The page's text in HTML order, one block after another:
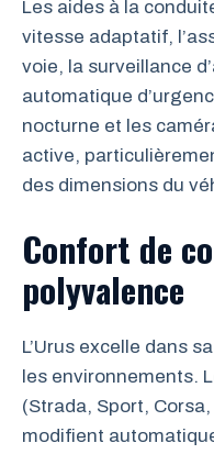
Les aides à la
vitesse adaptatif,
voie, la surveillance
automatique
nocturne et les
active,
des dimensions du
Confort de
polyvalence
L’Urus excelle dans
les environnements.
(Strada, Sport,
modifient